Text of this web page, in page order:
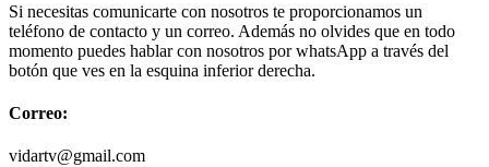
Si necesitas comunicarte con nosotros te proporcionamos un
teléfono de contacto y un correo. Además no olvides que en todo
momento puedes hablar con nosotros por whatsApp a través del
botón que ves en la esquina inferior derecha.
Correo:
vidartv@gmail.com